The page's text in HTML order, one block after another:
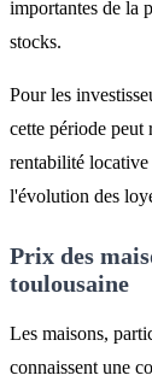
importantes de la
stocks.
Pour les
cette période peut
rentabilité locative
l'évolution des
Prix des
toulousaine
Les maisons,
connaissent une